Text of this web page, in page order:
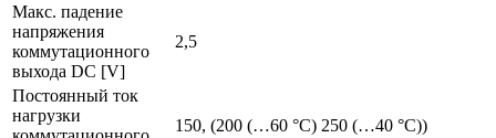
Макс. падение
напряжения
коммутационного
выхода DC [V]
2,5
Постоянный ток
нагрузки
150, (200 (…60 °C) 250 (…40 °C))